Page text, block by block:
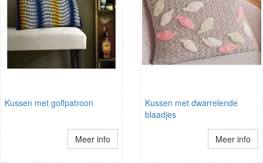
Kussen met golfpatroon
Meer info
Kussen met dwarrelende
blaadjes
Meer info